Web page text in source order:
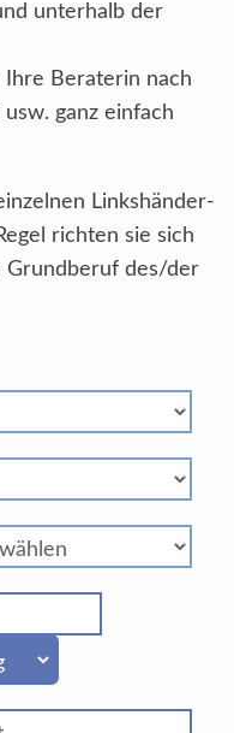
unterhalb der
Beraterin nach
ganz einfach
Linkshänder-
richten sie sich
Grundberuf des/der